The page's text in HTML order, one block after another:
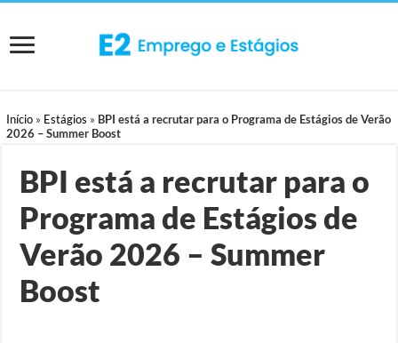
Início » Estágios » BPI está a recrutar para o Programa de Estágios de Verão
2026 – Summer Boost
BPI está a recrutar para o
Programa de Estágios de
Verão 2026 – Summer
Boost